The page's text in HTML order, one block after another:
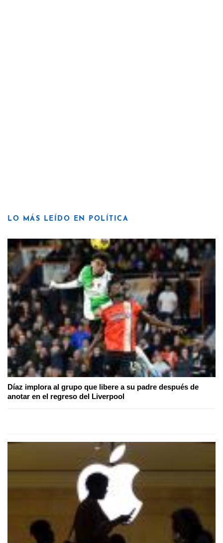
LO MÁS LEÍDO EN POLÍTICA
Díaz implora al grupo que libere a su padre después de
anotar en el regreso del Liverpool